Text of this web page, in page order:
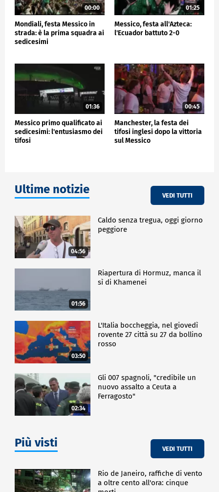
SPORT
00:00
Mondiali, festa Messico in
strada: è la prima squadra ai
sedicesimi
01:25
Messico, festa all'Azteca:
l'Ecuador battuto 2-0
01:36
Messico primo qualificato ai
sedicesimi: l'entusiasmo dei
tifosi
00:45
Manchester, la festa dei
tifosi inglesi dopo la vittoria
sul Messico
Ultime notizie VEDI TUTTI
04:56
Caldo senza tregua, oggi giorno
peggiore
01:56
Riapertura di Hormuz, manca il
sì di Khamenei
03:50
L'Italia boccheggia, nel giovedì
rovente 27 città su 27 da bollino
rosso
02:34
Gli 007 spagnoli, "credibile un
nuovo assalto a Ceuta a
Ferragosto"
Più visti VEDI TUTTI
Rio de Janeiro, raffiche di vento
a oltre cento all'ora: cinque